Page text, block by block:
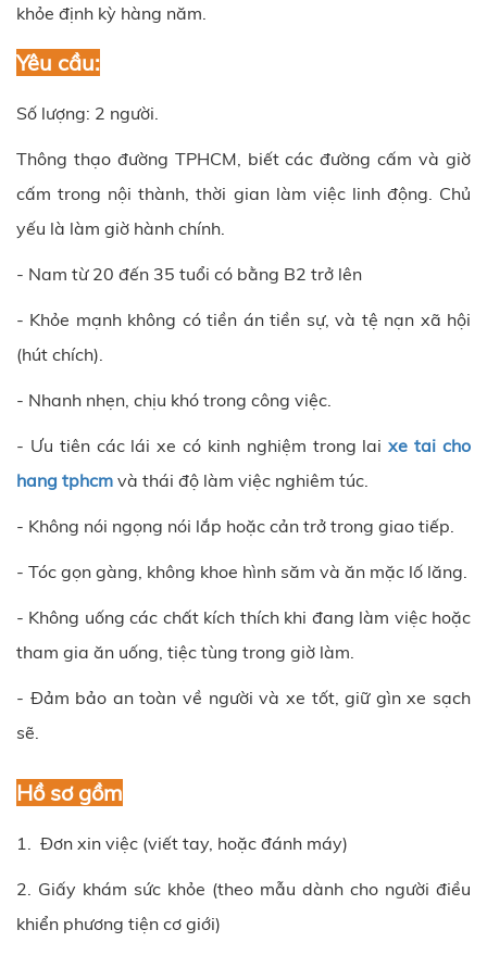
khỏe định kỳ hàng năm.
Yêu cầu:
Số lượng: 2 người.
Thông thạo đường TPHCM, biết các đường cấm và giờ
cấm trong nội thành, thời gian làm việc linh động. Chủ
yếu là làm giờ hành chính.
- Nam từ 20 đến 35 tuổi có bằng B2 trở lên
- Khỏe mạnh không có tiền án tiền sự, và tệ nạn xã hội
(hút chích).
- Nhanh nhẹn, chịu khó trong công việc.
- Ưu tiên các lái xe có kinh nghiệm trong laixe tai cho
hang tphcm và thái độ làm việc nghiêm túc.
- Không nói ngọng nói lắp hoặc cản trở trong giao tiếp.
- Tóc gọn gàng, không khoe hình săm và ăn mặc lố lăng.
- Không uống các chất kích thích khi đang làm việc hoặc
tham gia ăn uống, tiệc tùng trong giờ làm.
- Đảm bảo an toàn về người và xe tốt, giữ gìn xe sạch
sẽ.
Hồ sơ gồm
1. Đơn xin việc (viết tay, hoặc đánh máy)
2. Giấy khám sức khỏe (theo mẫu dành cho người điều
khiển phương tiện cơ giới)